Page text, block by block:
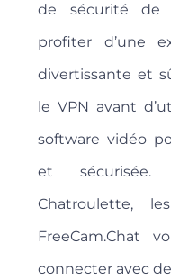
de sécurité de
profiter d’une
divertissante et
le VPN avant
software vidéo
et
Chatroulette,
FreeCam.Chat
connecter avec